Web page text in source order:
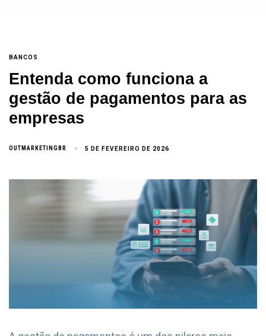
BANCOS
Entenda como funciona a
gestão de pagamentos para as
empresas
OUTMARKETINGBR 5 DE FEVEREIRO DE 2026